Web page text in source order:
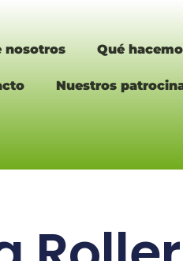
nosotros Qué
Nuestros